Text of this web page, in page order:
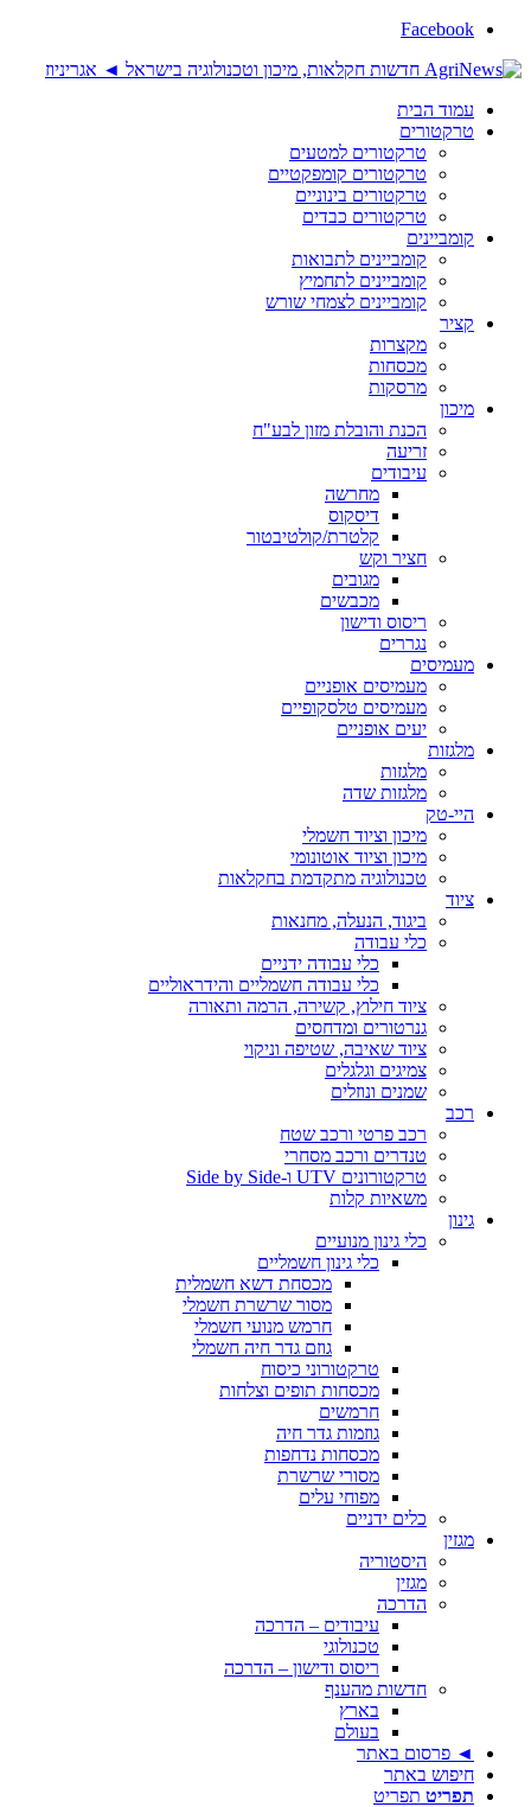
Facebook
עמוד הבית
טרקטורים
טרקטורים למטעים
טרקטורים קומפקטיים
טרקטורים בינוניים
טרקטורים כבדים
קומביינים
קומביינים לתבואות
קומביינים לתחמיץ
קומביינים לצמחי שורש
קציר
מקצרות
מכסחות
מרסקות
מיכון
הכנת והובלת מזון לבע"ח
זריעה
עיבודים
מחרשה
דיסקוס
קלטרת/קולטיבטור
חציר וקש
מגובים
מכבשים
ריסוס ודישון
נגררים
מעמיסים
מעמיסים אופניים
מעמיסים טלסקופיים
יעים אופניים
מלגזות
מלגזות
מלגזות שדה
היי-טק
מיכון וציוד חשמלי
מיכון וציוד אוטונומי
טכנולוגיה מתקדמת בחקלאות
ציוד
ביגוד, הנעלה, מחנאות
כלי עבודה
כלי עבודה ידניים
כלי עבודה חשמליים והידראוליים
ציוד חילוץ, קשירה, הרמה ותאורה
גנרטורים ומדחסים
ציוד שאיבה, שטיפה וניקוי
צמיגים וגלגלים
שמנים ונוזלים
רכב
רכב פרטי ורכב שטח
טנדרים ורכב מסחרי
טרקטורונים UTV ו-Side by Side
משאיות קלות
גינון
כלי גינון מנועיים
כלי גינון חשמליים
מכסחת דשא חשמלית
מסור שרשרת חשמלי
חרמש מנועי חשמלי
גוזם גדר חיה חשמלי
טרקטורוני כיסוח
מכסחות תופים וצלחות
חרמשים
גוזמות גדר חיה
מכסחות נדחפות
מסורי שרשרת
מפוחי עלים
כלים ידניים
מגזין
היסטוריה
מגזין
הדרכה
עיבודים – הדרכה
טכנולוגי
ריסוס ודישון – הדרכה
חדשות מהענף
בארץ
בעולם
◄ פרסום באתר
חיפוש באתר
תפריט תפריט